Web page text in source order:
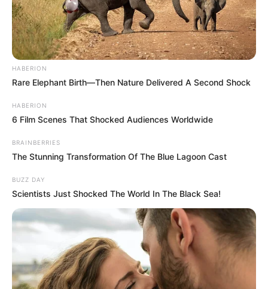
HABERION
Rare Elephant Birth—Then Nature Delivered A Second Shock
HABERION
6 Film Scenes That Shocked Audiences Worldwide
BRAINBERRIES
The Stunning Transformation Of The Blue Lagoon Cast
BUZZ DAY
Scientists Just Shocked The World In The Black Sea!